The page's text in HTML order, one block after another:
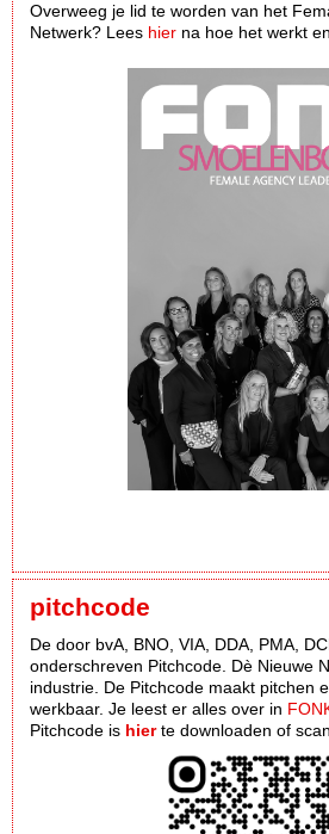
Overweeg je lid te worden van het
Netwerk? Lees hier na hoe het werkt
pitchcode
De door bvA, BNO, VIA, DDA, PMA,
onderschreven Pitchcode. Dè Nieuwe
industrie. De Pitchcode maakt pitchen
werkbaar. Je leest er alles over in
Pitchcode is hierte downloaden of